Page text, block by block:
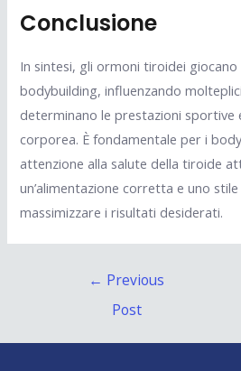
Conclusione
In sintesi, gli ormoni tiroidei
bodybuilding, influenzando
determinano le prestazioni sportive
corporea. È fondamentale per i
attenzione alla salute della tiroide
un’alimentazione corretta e uno
massimizzare i risultati desiderati.
← Previous
Post